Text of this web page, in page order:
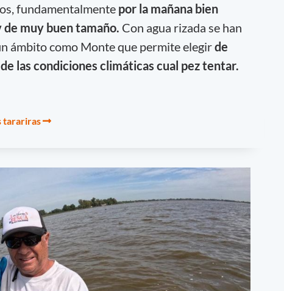
fundamentalmente por la mañana bien
muy buen tamaño. Con agua rizada se han
ámbito como Monte que permite elegirde
las condiciones climáticas cual pez tentar.
tarariras